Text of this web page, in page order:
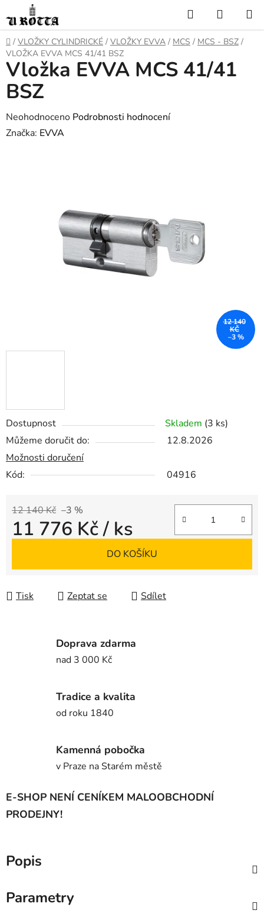
na
obsah
Hledat
KOŠÍK
DOMŮ
/ VLOŽKY CYLINDRICKÉ / VLOŽKY EVVA / MCS / MCS - BSZ /
VLOŽKA EVVA MCS 41/41 BSZ
Dostupnost Skladem (3 ks)
Můžeme doručit do:
12.8.2026
Možnosti doručení
Kód:
04916
12 140 Kč –3 %
11 776 Kč/ ks
DO KOŠÍKU
Tisk Zeptat se Sdílet
Vložka EVVA MCS 41/41
BSZ
Průměrné
hodnocení
Neohodnoceno Podrobnosti hodnocení
Značka: EVVA
12 140
KČ
–3 %
Doprava zdarma
nad 3 000 Kč
Tradice a kvalita
od roku 1840
Kamenná pobočka
v Praze na Starém městě
E-SHOP NENÍ CENÍKEM MALOOBCHODNÍ
PRODEJNY!
Popis
Parametry